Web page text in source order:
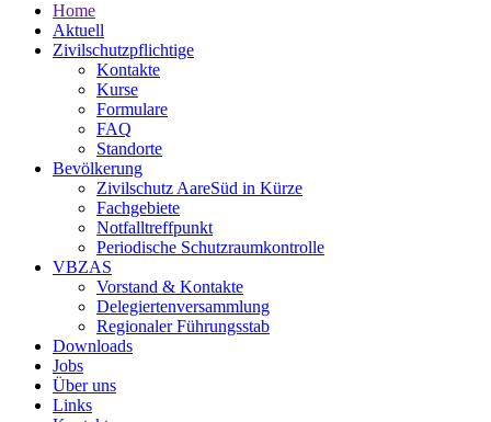
Home
Aktuell
Zivilschutzpflichtige
Kontakte
Kurse
Formulare
FAQ
Standorte
Bevölkerung
Zivilschutz AareSüd in Kürze
Fachgebiete
Notfalltreffpunkt
Periodische Schutzraumkontrolle
VBZAS
Vorstand & Kontakte
Delegiertenversammlung
Regionaler Führungsstab
Downloads
Jobs
Über uns
Links